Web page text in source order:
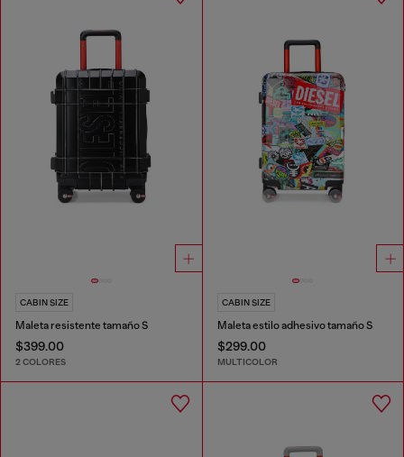
CABIN SIZE
Maleta resistente tamaño S
$399.00
2 COLORES
CABIN SIZE
Maleta estilo adhesivo tamaño S
$299.00
MULTICOLOR